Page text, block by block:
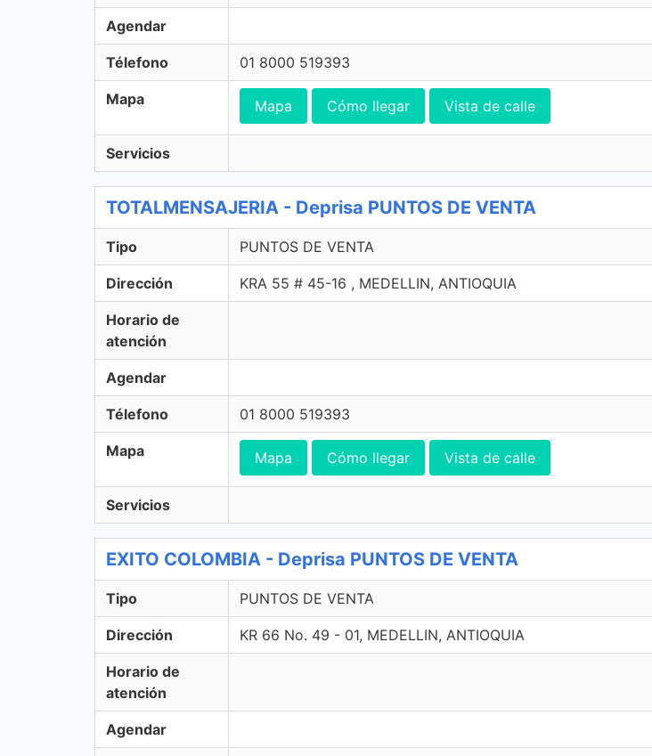
Agendar
Télefono 01 8000 519393
Mapa Mapa Cómo llegar Vista de calle
Servicios
TOTALMENSAJERIA - Deprisa PUNTOS DE VENTA
Tipo PUNTOS DE VENTA
Dirección KRA 55 # 45-16 , MEDELLIN, ANTIOQUIA
Horario de
atención
Agendar
Télefono 01 8000 519393
Mapa Mapa Cómo llegar Vista de calle
Servicios
EXITO COLOMBIA - Deprisa PUNTOS DE VENTA
Tipo PUNTOS DE VENTA
Dirección KR 66 No. 49 - 01, MEDELLIN, ANTIOQUIA
Horario de
atención
Agendar